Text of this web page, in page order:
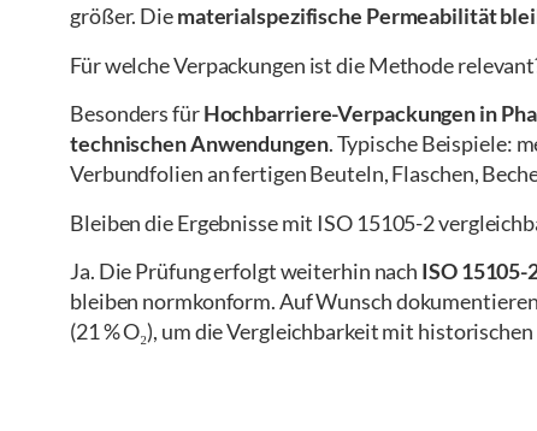
größer. Diematerialspezifische Permeabilität
Für welche Verpackungen ist die Methode
Besonders fürHochbarriere-Verpackungen in
technischen Anwendungen. Typische Beispiele:
Verbundfolien an fertigen Beuteln, Flaschen,
Bleiben die Ergebnisse mit ISO 15105-2
Ja. Die Prüfung erfolgt weiterhin nach ISO 15105-
bleiben normkonform. Auf Wunsch
(21 % O₂), um die Vergleichbarkeit mit